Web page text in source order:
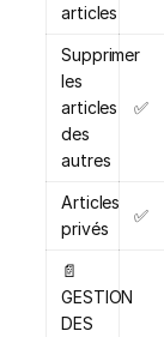
articles
Supprimer
les
articles
des
autres
✅
Articles
privés
✅
📄
GESTION
DES